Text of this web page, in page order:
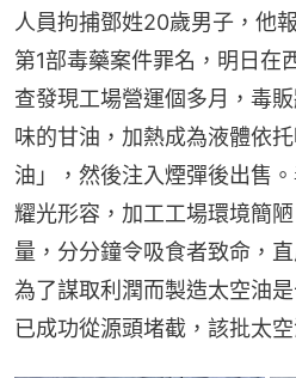
人員拘捕鄧姓20歲男子，他
第1部毒藥案件罪名，明日在
查發現工場營運個多月，毒
味的甘油，加熱成為液體依
油」，然後注入煙彈後出售
耀光形容，加工工場環境簡
量，分分鐘令吸食者致命，
為了謀取利潤而製造太空油
已成功從源頭堵截，該批太